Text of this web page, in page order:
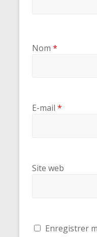
Nom *
E-mail *
Site web
Enregistrer